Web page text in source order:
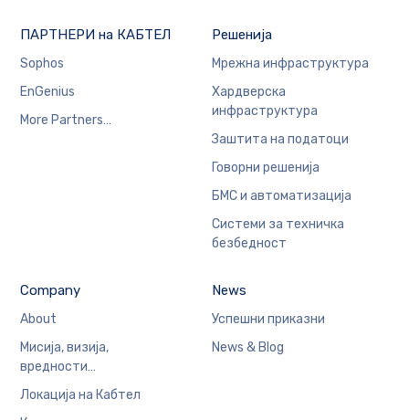
ПАРТНЕРИ на КАБТЕЛ
Sophos
EnGenius
More Partners…
Решенија
Мрежна инфраструктура
Хардверска
инфраструктура
Заштита на податоци
Говорни решенија
БМС и автоматизација
Системи за техничка
безбедност
Company
About
Мисија, визија,
вредности…
Локација на Кабтел
News
Успешни приказни
News & Blog